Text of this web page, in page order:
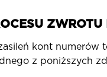
kont
z poniższych